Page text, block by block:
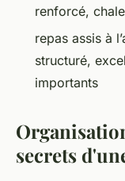
renforcé,
repas assis à
structuré,
importants
secrets